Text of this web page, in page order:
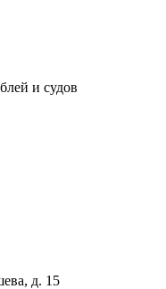
и судов
д. 15